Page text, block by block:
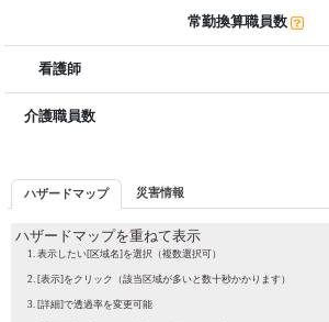
常勤換算職員数
看護師
介護職員数
ハザードマップ 災害情報
ハザードマップを重ねて表示
表示したい[区域名]を選択（複数選択可）
[表示]をクリック（該当区域が多いと数十秒かかります）
[詳細]で透過率を変更可能